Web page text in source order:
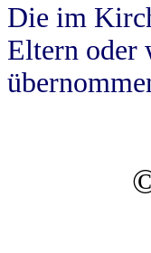
Die im
Eltern oder